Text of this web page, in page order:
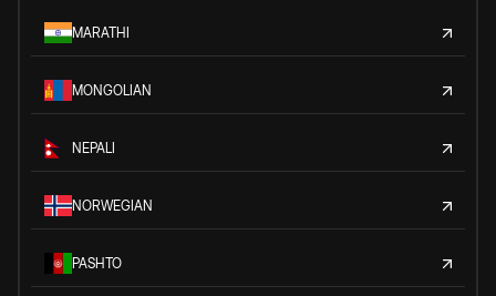
MARATHI
MONGOLIAN
NEPALI
NORWEGIAN
PASHTO